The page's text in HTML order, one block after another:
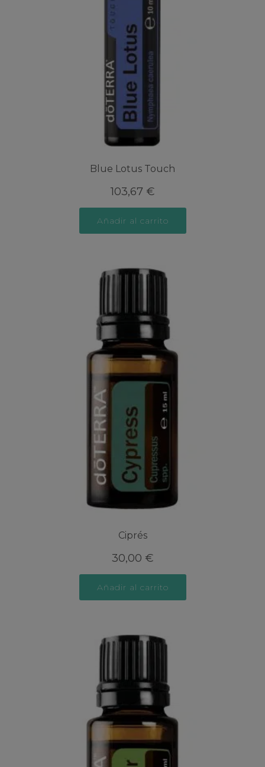
Blue Lotus Touch
103,67 €
Añadir al carrito
Ciprés
30,00 €
Añadir al carrito